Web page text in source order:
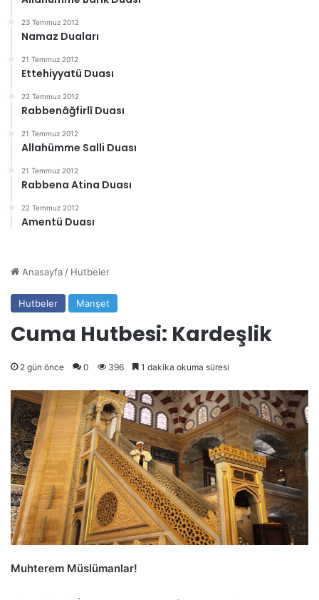
23 Temmuz 2012
Namaz Duaları
21 Temmuz 2012
Ettehiyyatü Duası
22 Temmuz 2012
Rabbenâğfirlî Duası
21 Temmuz 2012
Allahümme Salli Duası
21 Temmuz 2012
Rabbena Atina Duası
22 Temmuz 2012
Amentü Duası